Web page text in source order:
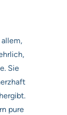
Sie
pure